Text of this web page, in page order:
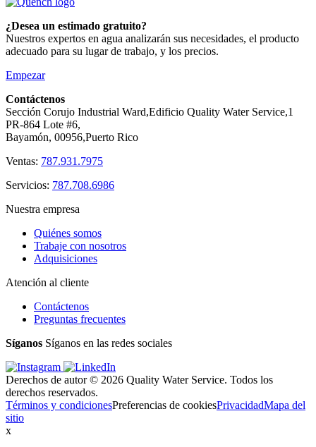
¿Desea un estimado gratuito?
Nuestros expertos en agua analizarán sus necesidades, el producto
adecuado para su lugar de trabajo, y los precios.
Empezar
Contáctenos
Sección Corujo Industrial Ward,Edificio Quality Water Service,1
PR-864 Lote #6,
Bayamón, 00956,Puerto Rico
Ventas: 787.931.7975
Servicios: 787.708.6986
Nuestra empresa
Quiénes somos
Trabaje con nosotros
Adquisiciones
Atención al cliente
Contáctenos
Preguntas frecuentes
Síganos Síganos en las redes sociales
Derechos de autor © 2026 Quality Water Service. Todos los
derechos reservados.
Términos y condicionesPreferencias de cookiesPrivacidadMapa del
sitio
x